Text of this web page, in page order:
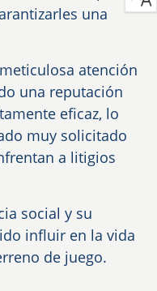
una
atención
una reputación
eficaz, lo
muy solicitado
a litigios
social y su
influir en la vida
de juego.